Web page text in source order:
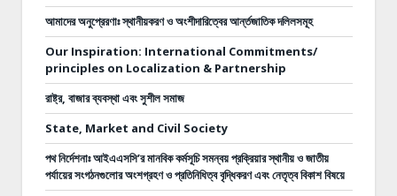
আমাদের অনুপ্রেরণাঃ স্থানীয়করণ ও অংশীদারিত্বের আর্ন্তজাতিক দলিলসমূহ
Our Inspiration: International Commitments/
principles on Localization & Partnership
রাষ্ট্র, বাজার ব্যবস্থা এবং সুশীল সমাজ
State, Market and Civil Society
পথ নির্দেশনাঃআইএএসসি’র মানবিক কর্মসূচি সমন্বয় প্রক্রিয়ার স্থানীয় ও জাতীয়
পর্যায়ের সংগঠনগুলোর অংশগ্রহণ ও প্রতিনিধিত্ব বৃদ্ধিকরণ এবং নেতৃত্ব বিকাশ বিষয়ে